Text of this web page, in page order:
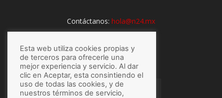
Contáctanos: hola@n24.mx
SÍGUENOS
Esta web utiliza cookies propias y
de terceros para ofrecerle una
mejor experiencia y servicio. Al dar
clic en Aceptar, esta consintiendo el
uso de todas las cookies, y de
nuestros términos de servicio,